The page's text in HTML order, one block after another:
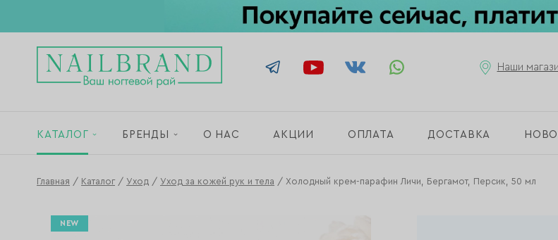
Наши
КАТАЛОГ БРЕНДЫ О НАС АКЦИИ ОПЛАТА ДОСТАВКА
Главная / Каталог / Уход / Уход за кожей рук и тела / Холодный крем-парафин Личи, Бергамот, Персик, 50 мл
NEW